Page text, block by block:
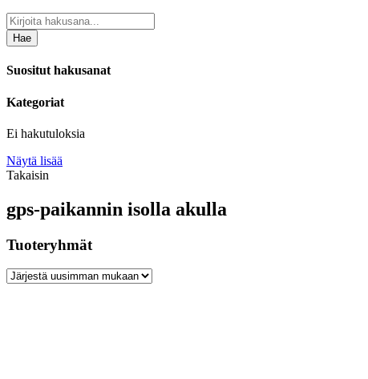
Hae
Suositut hakusanat
Kategoriat
Ei hakutuloksia
Näytä lisää
Takaisin
gps-paikannin isolla akulla
Tuoteryhmät